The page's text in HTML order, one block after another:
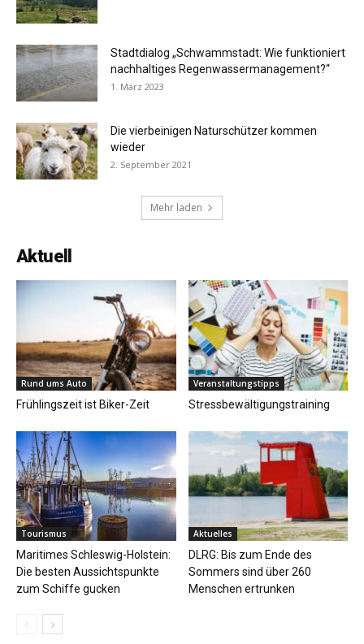
Stadtdialog „Schwammstadt: Wie funktioniert
nachhaltiges Regenwassermanagement?“
1. März 2023
Die vierbeinigen Naturschützer kommen
wieder
2. September 2021
Mehr laden
Aktuell
Rund ums Auto
Frühlingszeit ist Biker-Zeit
Veranstaltungstipps
Stressbewältigungstraining
Tourismus
Maritimes Schleswig-Holstein:
Die besten Aussichtspunkte
zum Schiffe gucken
Aktuelles
DLRG: Bis zum Ende des
Sommers sind über 260
Menschen ertrunken